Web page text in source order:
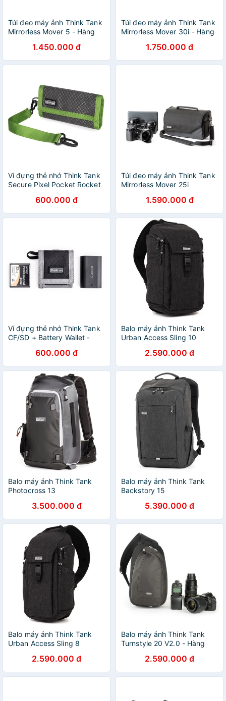
Túi đeo máy ảnh Think Tank
Mirrorless Mover 5 - Hàng
1.450.000 đ
Túi đeo máy ảnh Think Tank
Mirrorless Mover 30i - Hàng
1.750.000 đ
Ví đựng thẻ nhớ Think Tank
Secure Pixel Pocket Rocket
600.000 đ
Túi đeo máy ảnh Think Tank
Mirrorless Mover 25i
1.590.000 đ
Ví đựng thẻ nhớ Think Tank
CF/SD + Battery Wallet -
600.000 đ
Balo máy ảnh Think Tank
Urban Access Sling 10
2.590.000 đ
Balo máy ảnh Think Tank
Photocross 13
3.500.000 đ
Balo máy ảnh Think Tank
Backstory 15
5.390.000 đ
Balo máy ảnh Think Tank
Urban Access Sling 8
2.590.000 đ
Balo máy ảnh Think Tank
Turnstyle 20 V2.0 - Hàng
2.590.000 đ